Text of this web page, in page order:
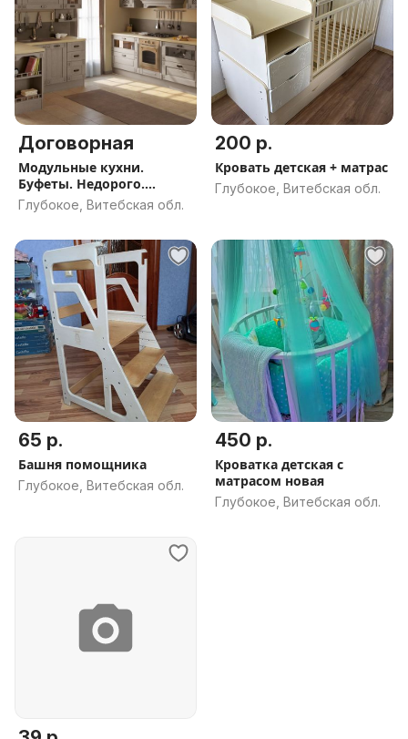
Договорная
Модульные кухни.
Буфеты. Недорого.
Индивидуально
Глубокое, Витебская обл.
200 р.
Кровать детская + матрас
Глубокое, Витебская обл.
65 р.
Башня помощника
Глубокое, Витебская обл.
450 р.
Кроватка детская с
матрасом новая
Глубокое, Витебская обл.